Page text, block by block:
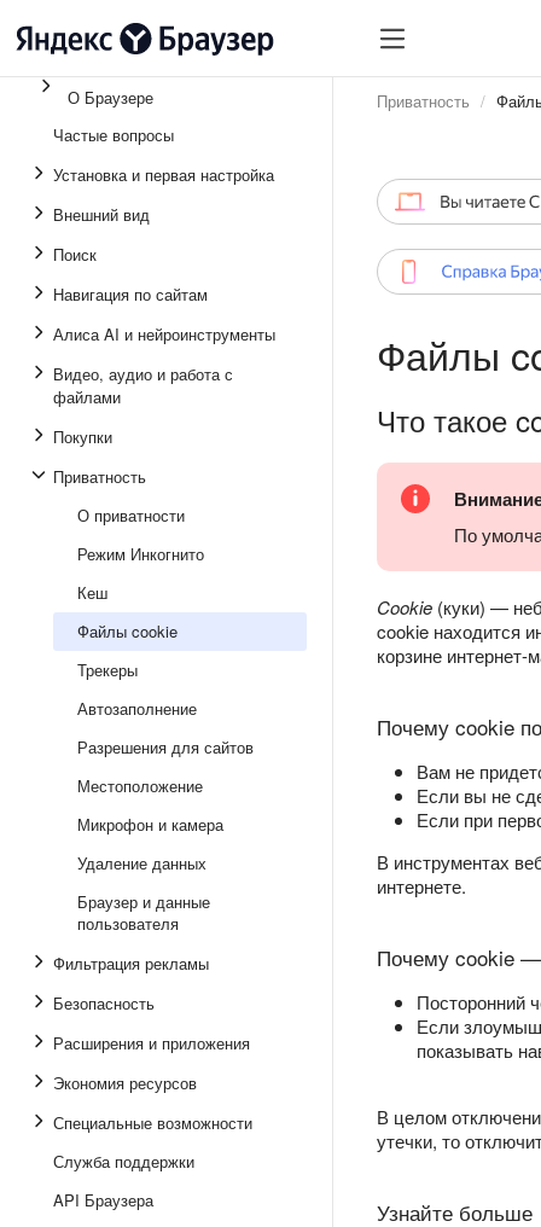
О Браузере
Частые вопросы
Установка и первая настройка
Внешний вид
Поиск
Навигация по сайтам
Алиса AI и нейроинструменты
Видео, аудио и работа с
файлами
Покупки
Приватность
О приватности
Режим Инкогнито
Кеш
Файлы cookie
Трекеры
Автозаполнение
Разрешения для сайтов
Местоположение
Микрофон и камера
Удаление данных
Браузер и данные
пользователя
Фильтрация рекламы
Безопасность
Расширения и приложения
Экономия ресурсов
Специальные возможности
Служба поддержки
API Браузера
Приватность
Файлы
Что такое
По
Cookie (куки) —
cookie находится
корзине интернет-
Почему cookie
Вам не
Если вы не
Если при
В инструментах
интернете.
Почему cookie —
Посторонний
Если
показывать
В целом
утечки, то
Узнайте больше